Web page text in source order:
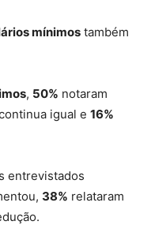
mínimos também
, 50% notaram
igual e 16%
entrevistados
38% relataram